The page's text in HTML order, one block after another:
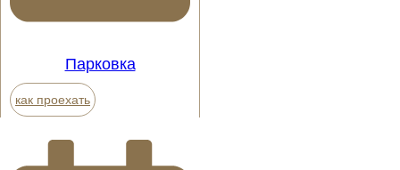
Парковка
как проехать